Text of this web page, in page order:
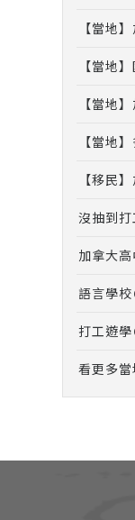
【當地
【當地
【當地
【當地
【移民
沒抽到
加拿大
語言學校
打工遊學
看更多當